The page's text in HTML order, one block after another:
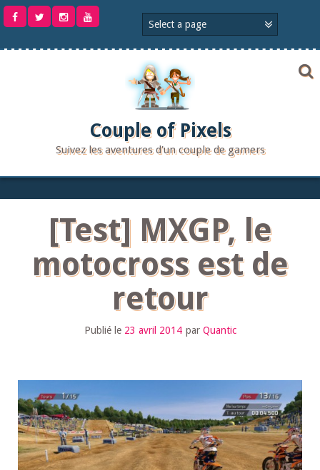
Aller
Couple of Pixels
Suivez les aventures d'un couple de gamers
[Test] MXGP, le
motocross est de
retour
Publié le 23 avril 2014 par Quantic